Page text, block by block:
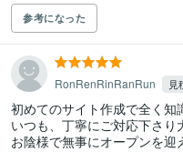
参考になった
RonRenRinRanRun 見
初めてのサイト作成で全く知
いつも、丁寧にご対応下さり
お陰様で無事にオープンを迎